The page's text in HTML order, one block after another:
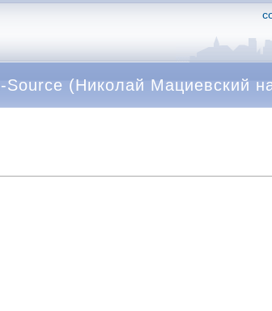
(Николай Мациевский